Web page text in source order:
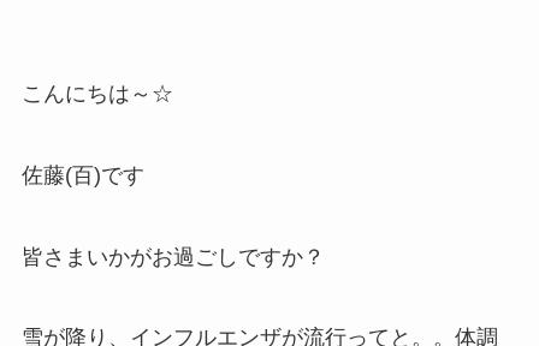
こんにちは～☆
佐藤(百)です
皆さまいかがお過ごしですか？
雪が降り、インフルエンザが流行ってと。。体調